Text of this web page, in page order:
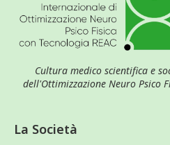
Cultura medico scientifica e
dell'Ottimizzazione Neuro Psico
La Società